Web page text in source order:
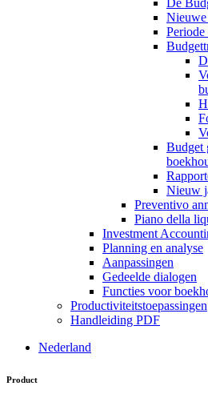
De
Budget
Nieuw
Preventivo
Piano della
Investment
Planning en analyse
Aanpassingen
Gedeelde dialogen
Functies voor
Productiviteitstoepassingen
Handleiding PDF
Nederland
Product